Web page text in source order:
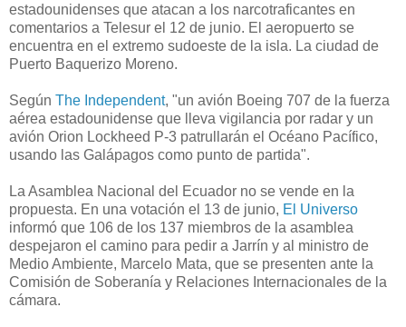
estadounidenses que atacan a los narcotraficantes en
comentarios a Telesur el 12 de junio. El aeropuerto se
encuentra en el extremo sudoeste de la isla. La ciudad de
Puerto Baquerizo Moreno.
Según The Independent, "un avión Boeing 707 de la fuerza
aérea estadounidense que lleva vigilancia por radar y un
avión Orion Lockheed P-3 patrullarán el Océano Pacífico,
usando las Galápagos como punto de partida".
La Asamblea Nacional del Ecuador no se vende en la
propuesta. En una votación el 13 de junio, El Universo
informó que 106 de los 137 miembros de la asamblea
despejaron el camino para pedir a Jarrín y al ministro de
Medio Ambiente, Marcelo Mata, que se presenten ante la
Comisión de Soberanía y Relaciones Internacionales de la
cámara.